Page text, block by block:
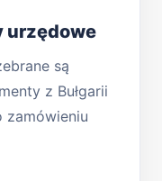
urzędowe
są
z Bułgarii
zamówieniu